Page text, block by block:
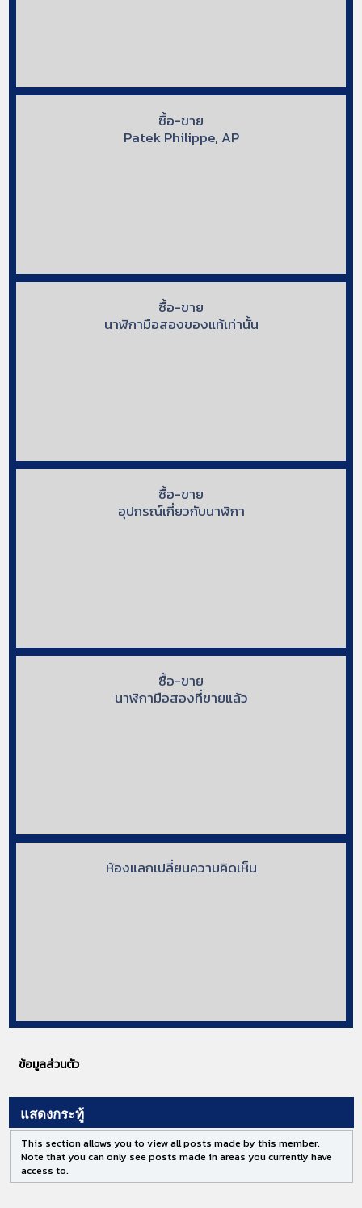
ซื้อ-ขาย
Patek Philippe, AP
ซื้อ-ขาย
นาฬิกามือสองของแท้เท่านั้น
ซื้อ-ขาย
อุปกรณ์เกี่ยวกับนาฬิกา
ซื้อ-ขาย
นาฬิกามือสองที่ขายแล้ว
ห้องแลกเปลี่ยนความคิดเห็น
ข้อมูลส่วนตัว
แสดงกระทู้
This section allows you to view all posts made by this member.
Note that you can only see posts made in areas you currently have
access to.